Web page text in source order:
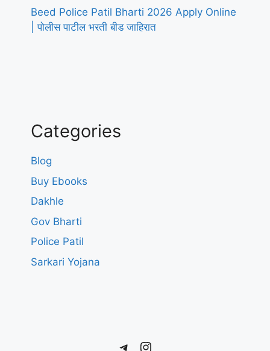
Beed Police Patil Bharti 2026 Apply Online
| पोलीस पाटील भरती बीड जाहिरात
Categories
Blog
Buy Ebooks
Dakhle
Gov Bharti
Police Patil
Sarkari Yojana
Telegram
Instagram